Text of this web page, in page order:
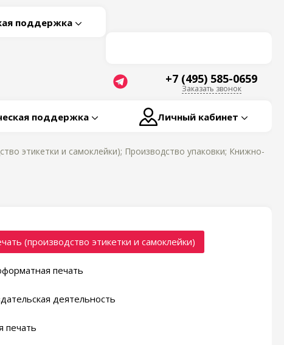
поддержка
+7 (495) 585-0659
Заказать звонок
поддержка Личный кабинет
этикетки и самоклейки); Производство упаковки; Книжно-
(производство этикетки и самоклейки)
печать
деятельность
печать